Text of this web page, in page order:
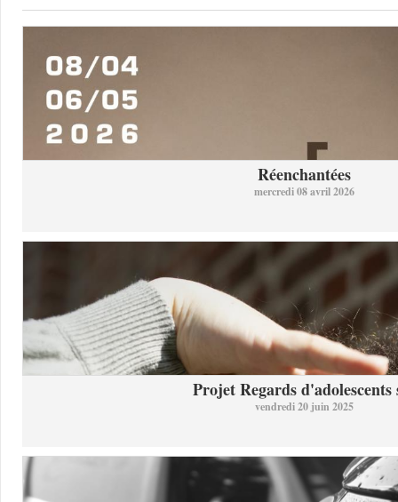
Réenchantées
mercredi 08 avril 2026
Projet Regards d'adolescents
vendredi 20 juin 2025